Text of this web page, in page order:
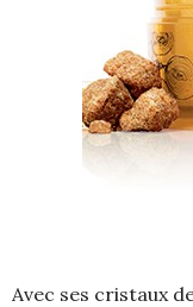
Avec ses cristaux